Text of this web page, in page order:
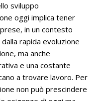
sviluppo
oggi implica tener
in un contesto
rapida evoluzione
ma anche
e una costante
a trovare lavoro. Per
non può prescindere